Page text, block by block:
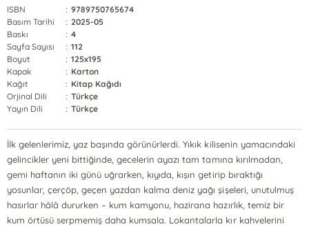
ISBN : 9789750765674
Basım Tarihi
: 2025-05
Baskı
: 4
Sayfa Sayısı
: 112
Boyut
: 125x195
Kapak
: Karton
Kağıt
: Kitap Kağıdı
Orjinal Dili
: Türkçe
Yayın Dili
: Türkçe
İlk gelenlerimiz, yaz başında görünürlerdi. Yıkık kilisenin yamacındaki
gelincikler yeni bittiğinde, gecelerin ayazı tam tamına kırılmadan,
gemi haftanın iki günü uğrarken, kıyıda, kışın getirip bıraktığı
yosunlar, çerçöp, geçen yazdan kalma deniz yağı şişeleri, unutulmuş
hasırlar hâlâ dururken – kum kamyonu, hazirana hazırlık, temiz bir
kum örtüsü serpmemiş daha kumsala. Lokantalarla kır kahvelerini